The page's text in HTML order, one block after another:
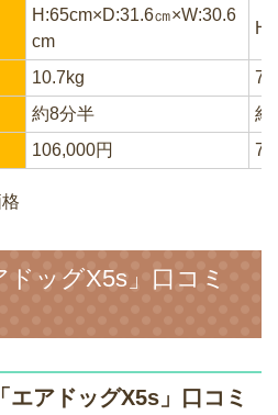
H:65cm×D:31.6㎝×W:30.6
cm
10.7kg
約8分半
約
106,000円
ッグX5s」口コミ
エアドッグX5s」口コミ